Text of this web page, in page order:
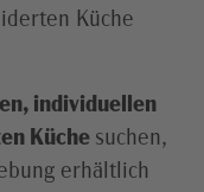
Küche
individuellen
Küche suchen,
erhältlich